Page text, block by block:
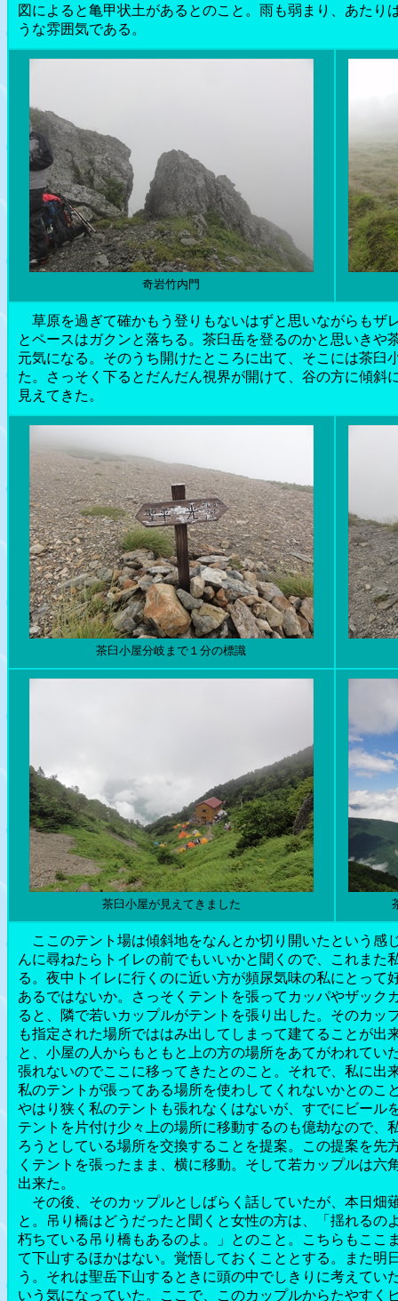
図によると亀甲状土があるとのこと。雨も弱まり、あたり
うな雰囲気である。
奇岩竹内門
草原を過ぎて確かもう登りもないはずと思いながらもザ
とペースはガクンと落ちる。茶臼岳を登るのかと思いきや
元気になる。そのうち開けたところに出て、そこには茶臼
た。さっそく下るとだんだん視界が開けて、谷の方に傾斜
見えてきた。
茶臼小屋分岐まで１分の標識
茶臼小屋が見えてきました
ここのテント場は傾斜地をなんとか切り開いたという感
んに尋ねたらトイレの前でもいいかと聞くので、これまた
る。夜中トイレに行くのに近い方が頻尿気味の私にとって
あるではないか。さっそくテントを張ってカッパやザック
ると、隣で若いカップルがテントを張り出した。そのカッ
も指定された場所でははみ出してしまって建てることが出
と、小屋の人からもともと上の方の場所をあてがわれてい
張れないのでここに移ってきたとのこと。それで、私に出
私のテントが張ってある場所を使わしてくれないかとのこ
やはり狭く私のテントも張れなくはないが、すでにビール
テントを片付け少々上の場所に移動するのも億劫なので、
ろうとしている場所を交換することを提案。この提案を先
くテントを張ったまま、横に移動。そして若カップルは六
出来た。
その後、そのカップルとしばらく話していたが、本日畑
と。吊り橋はどうだったと聞くと女性の方は、「揺れるの
朽ちている吊り橋もあるのよ。」とのこと。こちらもここ
て下山するほかはない。覚悟しておくこととする。また明
う。それは聖岳下山するときに頭の中でしきりに考えてい
いう気になっていた。ここで、このカップルからたやすく